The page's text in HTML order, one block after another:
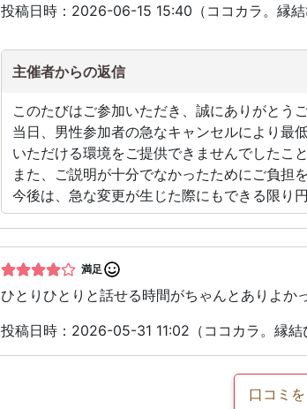
投稿日時：2026-06-15 15:40（ココカラ。縁結
主催者からの返信
このたびはご参加いただき、誠にありがとうご
当日、男性参加者の急なキャンセルにより最
いただける環境をご提供できませんでしたこ
また、ご説明が十分でなかったためにご負担
今後は、急な変更が生じた際にもできる限り
満足
ひとりひとりと話せる時間がちゃんとありよか
投稿日時：2026-05-31 11:02（ココカラ。縁結
口コミ